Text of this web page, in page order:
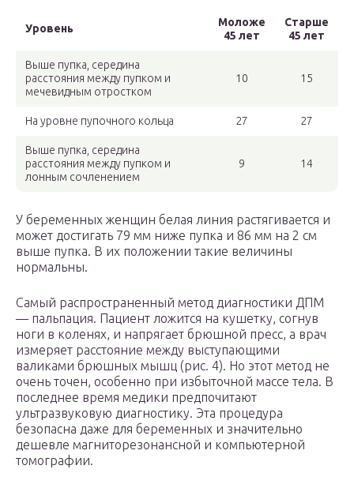
Уровень
Моложе
45 лет
Старше
45 лет
Выше пупка, середина
расстояния между пупком и
мечевидным отростком
10 15
На уровне пупочного кольца 27 27
Выше пупка, середина
расстояния между пупком и
лонным сочленением
9 14
У беременных женщин белая линия растягивается и
может достигать 79 мм ниже пупка и 86 мм на 2 см
выше пупка. В их положении такие величины
нормальны.
Самый распространенный метод диагностики ДПМ
— пальпация. Пациент ложится на кушетку, согнув
ноги в коленях, и напрягает брюшной пресс, а врач
измеряет расстояние между выступающими
валиками брюшных мышц (рис. 4). Но этот метод не
очень точен, особенно при избыточной массе тела. В
последнее время медики предпочитают
ультразвуковую диагностику. Эта процедура
безопасна даже для беременных и значительно
дешевле магниторезонансной и компьютерной
томографии.